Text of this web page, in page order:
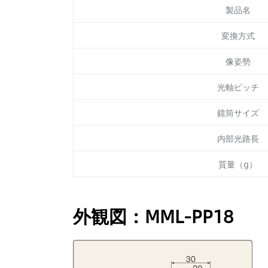
製品名
変換方式
像姿勢
光軸ピッチ
鏡筒サイズ
内部光路長
質量（g）
外観図：MML-PP18